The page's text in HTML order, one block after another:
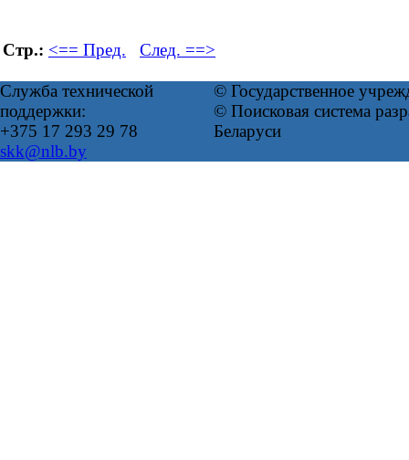
Стр.: <== Пред. След. ==>
Служба технической
поддержки:
+375 17 293 29 78
skk@nlb.by
© Государственное
© Поисковая система
Беларуси